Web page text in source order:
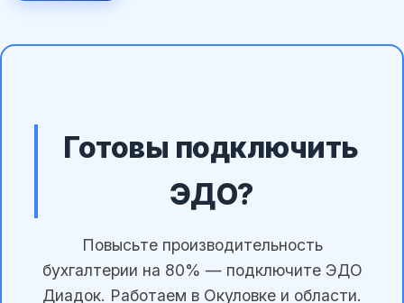
Готовы подключить
ЭДО?
Повысьте производительность
бухгалтерии на 80% — подключите ЭДО
Диадок. Работаем в Окуловке и области.